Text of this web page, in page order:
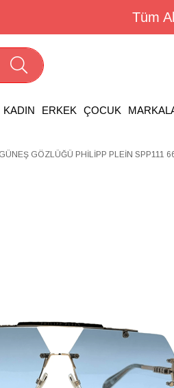
Tüm
KADIN ERKEK ÇOCUK
GÜNEŞ GÖZLÜĞÜ PHİLİPP PLEİN SPP111